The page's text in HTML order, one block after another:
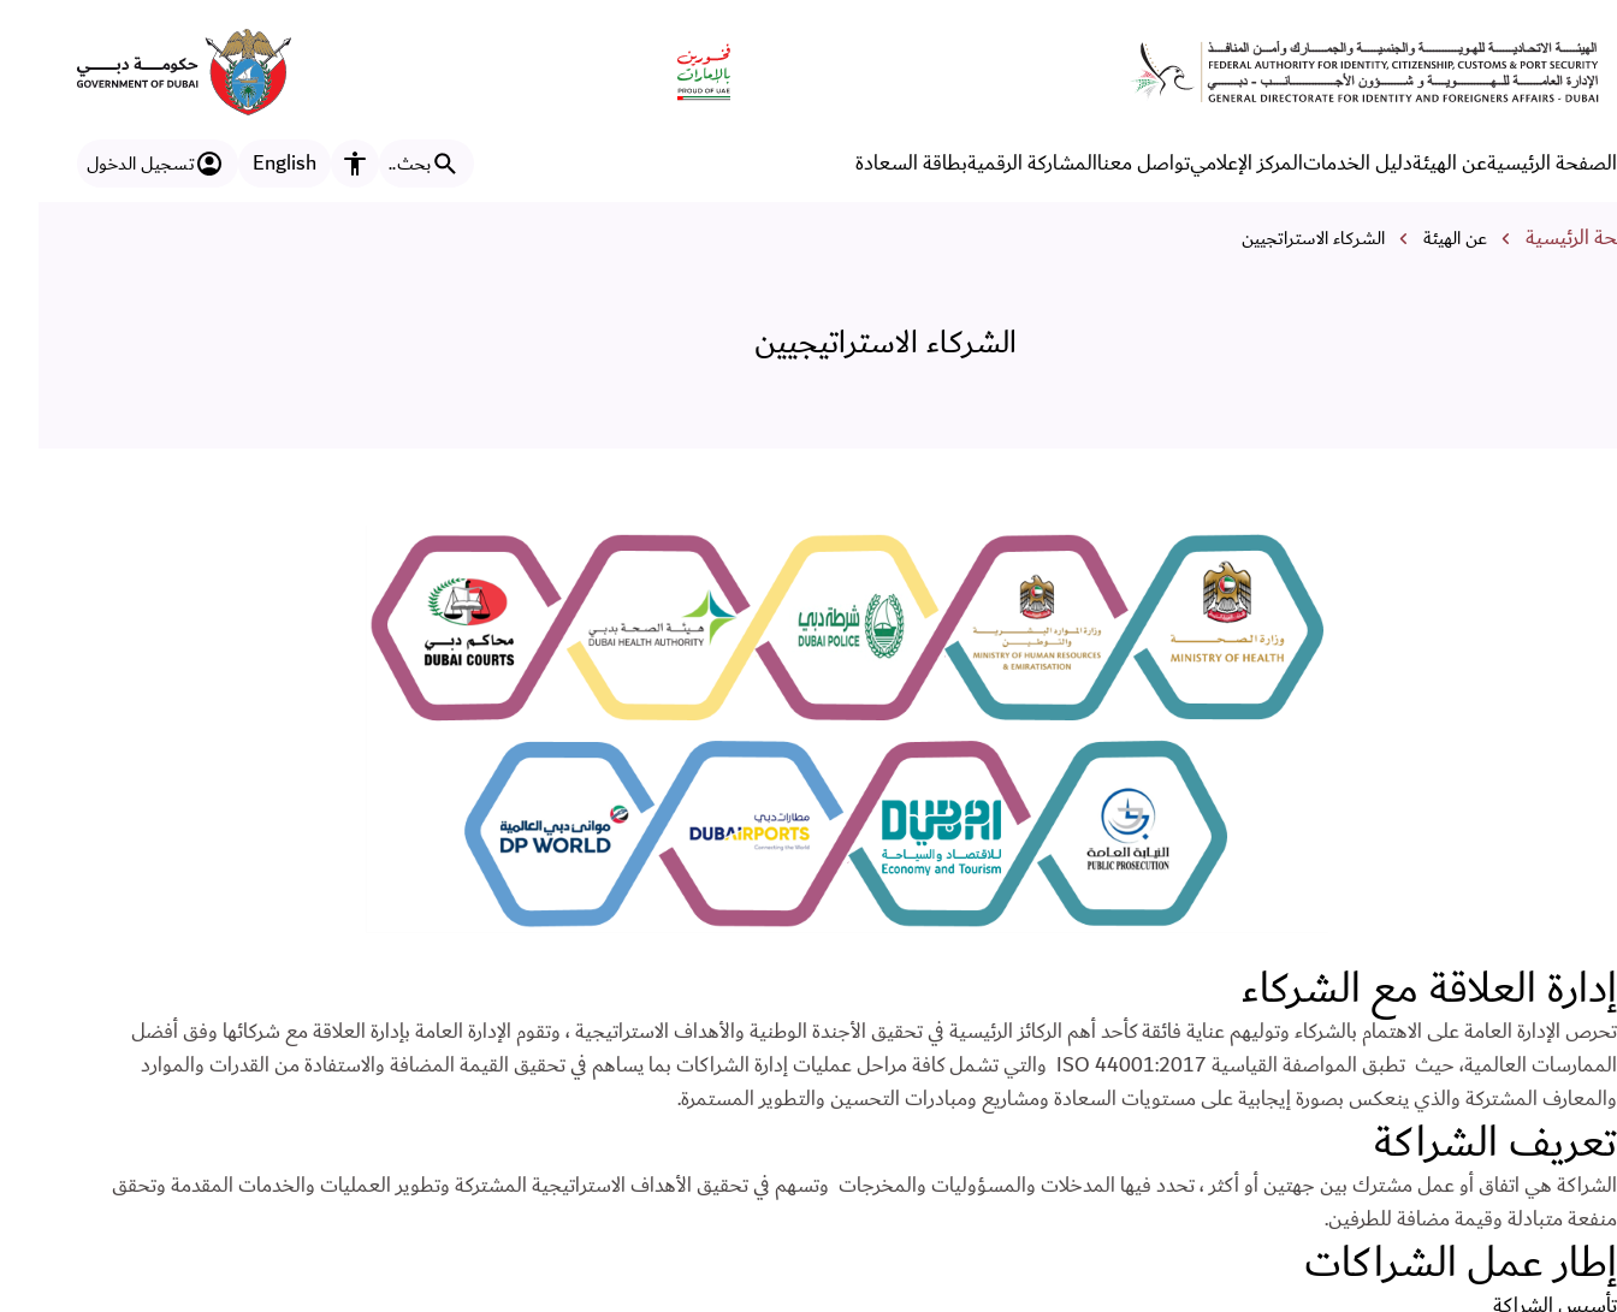
الشركاء الاستراتيجيين
القائمة الرئيسية
الصفحة الرئيسيةعن الهيئةدليل الخدماتالمركز الإعلاميتواصل معناالمشاركة الرقميةبطاقة السعادة بحث.. مزايا إمكانية الوصول
English تسجيل الدخول
مسار التنقل
الرئيسية عن الهيئة الشركاء الاستراتجيين
الشركاء الاستراتيجيين
إدارة العلاقة مع الشركاء
تحرص الإدارة العامة على الاهتمام بالشركاء وتوليهم عناية فائقة كأحد أهم الركائز الرئيسية في تحقيق الأجندة الوطنية والأهداف الاستراتيجية ، وتقوم الإدارة العامة بإدارة العلاقة مع شركائها وفق أفضل
الممارسات العالمية، حيث تطبق المواصفة القياسية ISO 44001:2017 والتي تشمل كافة مراحل عمليات إدارة الشراكات بما يساهم في تحقيق القيمة المضافة والاستفادة من القدرات والموارد
والمعارف المشتركة والذي ينعكس بصورة إيجابية على مستويات السعادة ومشاريع ومبادرات التحسين والتطوير المستمرة.
تعريف الشراكة
الشراكة هي اتفاق أو عمل مشترك بين جهتين أو أكثر ، تحدد فيها المدخلات والمسؤوليات والمخرجات وتسهم في تحقيق الأهداف الاستراتيجية المشتركة وتطوير العمليات والخدمات المقدمة وتحقق
منفعة متبادلة وقيمة مضافة للطرفين.
إطار عمل الشراكات